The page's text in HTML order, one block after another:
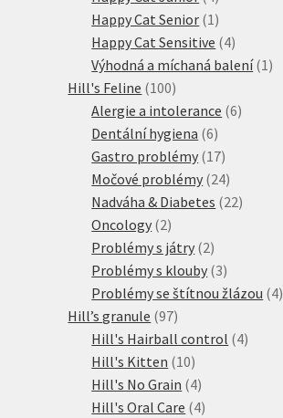
produkty
Happy Cat Senior 1 1
produkt
Happy Cat Sensitive 44
produkty
Výhodná a míchaná balení 1 1
Hill's Feline 100100
produktů
Alergie a intolerance 66
Dentální hygiena 66
produktů
Gastro problémy 1717
produktů
Močové problémy 2424
produktů
Nadváha & Diabetes 2222
Oncology 22
produkty
Problémy s játry 22
produkty
Problémy s klouby 33
produkty
Problémy se štítnou žlázou 44
Hill’s granule 9797
produktů
Hill's Hairball control 44
Hill's Kitten 1010
produktů
Hill's No Grain 44
produkty
Hill's Oral Care 44